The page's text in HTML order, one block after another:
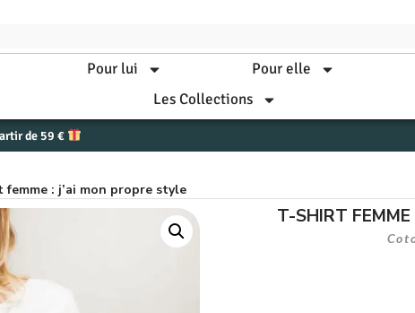
Pour lui Pour elle
Les Collections
de 59 €
: j’ai mon propre style
T-SHIRT FEMME